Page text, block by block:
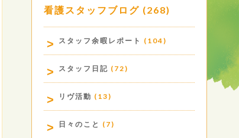
看護スタッフブログ (268)
スタッフ余暇レポート (104)
スタッフ日記 (72)
リヴ活動 (13)
日々のこと (7)